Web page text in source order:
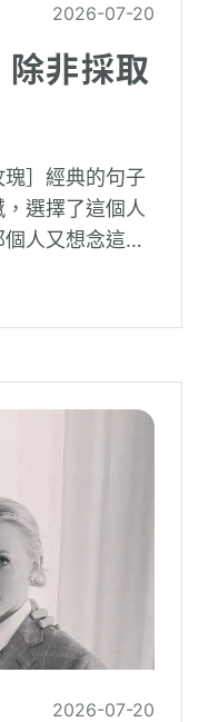
2026-07-20
非採取
］經典的句子
選擇了這個人
人又想念這個
2026-07-20